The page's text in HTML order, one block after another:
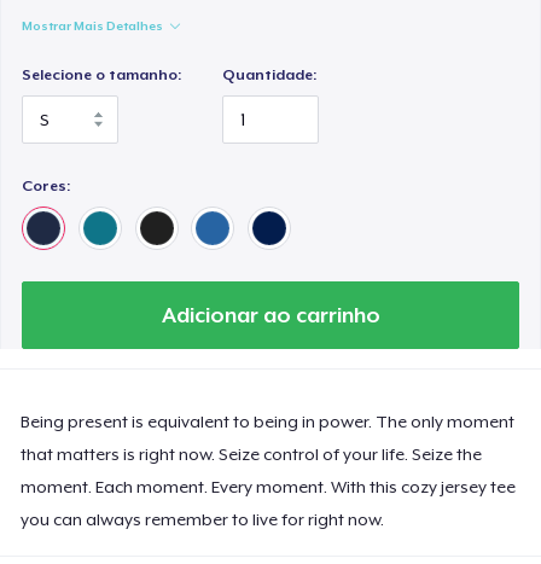
Mostrar Mais Detalhes
Selecione o tamanho: Quantidade:
Cores:
Adicionar ao carrinho
Being present is equivalent to being in power. The only moment
that matters is right now. Seize control of your life. Seize the
moment. Each moment. Every moment. With this cozy jersey tee
you can always remember to live for right now.